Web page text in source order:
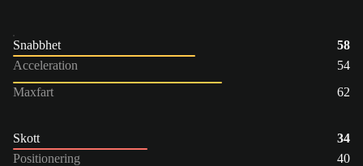
Snabbhet
58
Acceleration
54
Maxfart
62
Skott
34
Positionering
40